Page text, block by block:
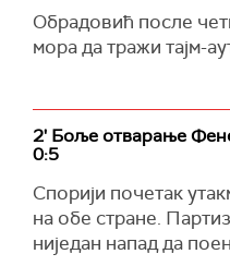
Обрадовић после
мора да тражи тајм-
2' Боље отварање
0:5
Спорији почетак
на обе стране.
ниједан напад да